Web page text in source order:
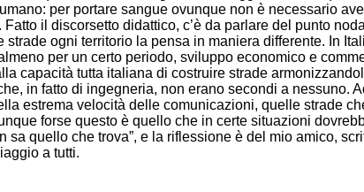
per portare sangue ovunque non è necessario
il discorsetto didattico, c’è da parlare del punto
ogni territorio la pensa in maniera differente. In
per un certo periodo, sviluppo economico e
capacità tutta italiana di costruire strade
in fatto di ingegneria, non erano secondi a nessuno.
estrema velocità delle comunicazioni, quelle strade
forse questo è quello che in certe situazioni
quello che trova”, e la riflessione è del mio amico,
a tutti.